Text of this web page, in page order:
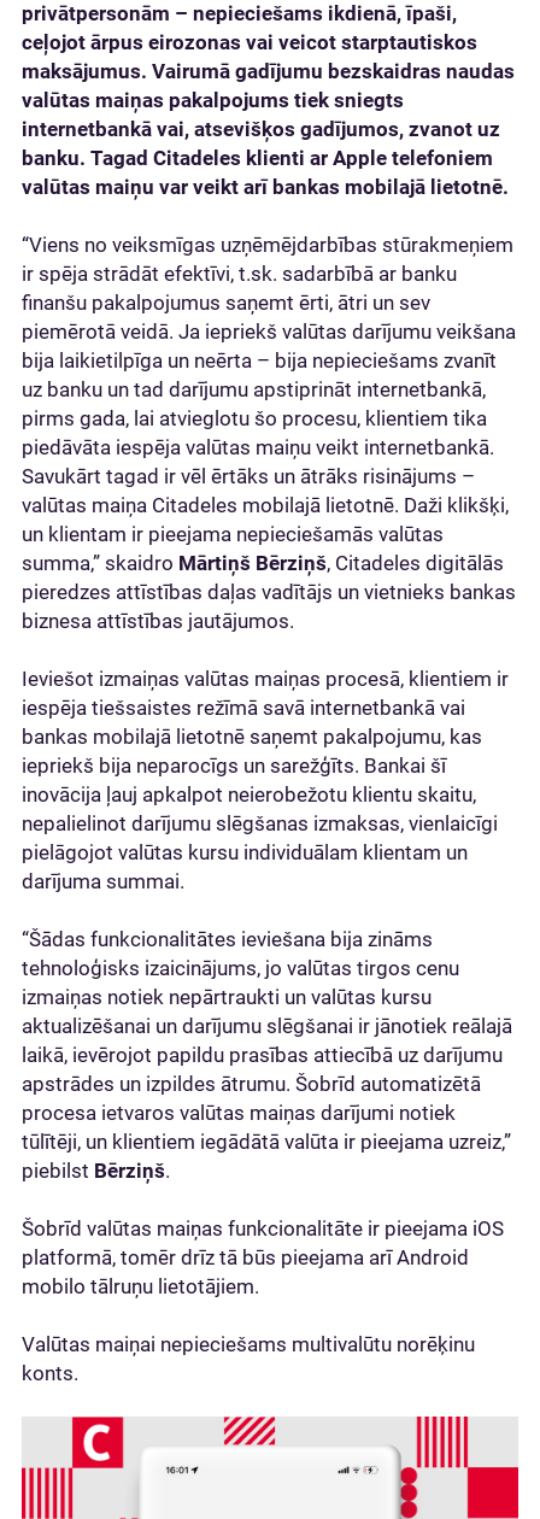
privātpersonām – nepieciešams ikdienā, īpaši,
ceļojot ārpus eirozonas vai veicot starptautiskos
maksājumus. Vairumā gadījumu bezskaidras naudas
valūtas maiņas pakalpojums tiek sniegts
internetbankā vai, atsevišķos gadījumos, zvanot uz
banku. Tagad Citadeles klienti ar Apple telefoniem
valūtas maiņu var veikt arī bankas mobilajā lietotnē.
“Viens no veiksmīgas uzņēmējdarbības stūrakmeņiem
ir spēja strādāt efektīvi, t.sk. sadarbībā ar banku
finanšu pakalpojumus saņemt ērti, ātri un sev
piemērotā veidā. Ja iepriekš valūtas darījumu veikšana
bija laikietilpīga un neērta – bija nepieciešams zvanīt
uz banku un tad darījumu apstiprināt internetbankā,
pirms gada, lai atvieglotu šo procesu, klientiem tika
piedāvāta iespēja valūtas maiņu veikt internetbankā.
Savukārt tagad ir vēl ērtāks un ātrāks risinājums –
valūtas maiņa Citadeles mobilajā lietotnē. Daži klikšķi,
un klientam ir pieejama nepieciešamās valūtas
summa,” skaidro Mārtiņš Bērziņš, Citadeles digitālās
pieredzes attīstības daļas vadītājs un vietnieks bankas
biznesa attīstības jautājumos.
Ieviešot izmaiņas valūtas maiņas procesā, klientiem ir
iespēja tiešsaistes režīmā savā internetbankā vai
bankas mobilajā lietotnē saņemt pakalpojumu, kas
iepriekš bija neparocīgs un sarežģīts. Bankai šī
inovācija ļauj apkalpot neierobežotu klientu skaitu,
nepalielinot darījumu slēgšanas izmaksas, vienlaicīgi
pielāgojot valūtas kursu individuālam klientam un
darījuma summai.
“Šādas funkcionalitātes ieviešana bija zināms
tehnoloģisks izaicinājums, jo valūtas tirgos cenu
izmaiņas notiek nepārtraukti un valūtas kursu
aktualizēšanai un darījumu slēgšanai ir jānotiek reālajā
laikā, ievērojot papildu prasības attiecībā uz darījumu
apstrādes un izpildes ātrumu. Šobrīd automatizētā
procesa ietvaros valūtas maiņas darījumi notiek
tūlītēji, un klientiem iegādātā valūta ir pieejama uzreiz,”
piebilst Bērziņš.
Šobrīd valūtas maiņas funkcionalitāte ir pieejama iOS
platformā, tomēr drīz tā būs pieejama arī Android
mobilo tālruņu lietotājiem.
Valūtas maiņai nepieciešams multivalūtu norēķinu
konts.